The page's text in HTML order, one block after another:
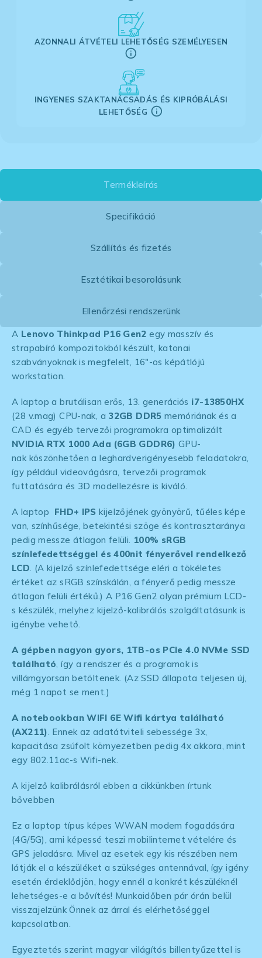
AZONNALI ÁTVÉTELI LEHETŐSÉG SZEMÉLYESEN
INGYENES SZAKTANÁCSADÁS ÉS KIPRÓBÁLÁSI
LEHETŐSÉG
Termékleírás
Specifikáció
Szállítás és fizetés
Esztétikai besorolásunk
Ellenőrzési rendszerünk
A Lenovo Thinkpad P16 Gen2 egy masszív és
strapabíró kompozitokból készült, katonai
szabványoknak is megfelelt, 16″-os képátlójú
workstation.
A laptop a brutálisan erős, 13. generációs i7-13850HX
(28 v.mag) CPU-nak, a 32GB DDR5 memóriának és a
CAD és egyéb tervezői programokra optimalizált
NVIDIA RTX 1000 Ada (6GB GDDR6) GPU-
nak köszönhetően a leghardverigényesebb feladatokra,
így például videovágásra, tervezői programok
futtatására és 3D modellezésre is kiváló.
A laptop FHD+ IPSkijelzőjének gyönyörű, tűéles képe
van, színhűsége, betekintési szöge és kontrasztaránya
pedig messze átlagon felüli. 100% sRGB
színlefedettséggel és 400nit fényerővel rendelkező
LCD. (A kijelző színlefedettsége eléri a tökéletes
értéket az sRGB színskálán, a fényerő pedig messze
átlagon felüli értékű.) A P16 Gen2 olyan prémium LCD-
s készülék, melyhez kijelző-kalibrálós szolgáltatásunk is
igénybe vehető.
A gépben nagyon gyors, 1TB-os PCIe 4.0 NVMe SSD
található, így a rendszer és a programok is
villámgyorsan betöltenek. (Az SSD állapota teljesen új,
még 1 napot se ment.)
A notebookban WIFI 6E Wifi kártya található
(AX211). Ennek az adatátviteli sebessége 3x,
kapacitása zsúfolt környezetben pedig 4x akkora, mint
egy 802.11ac-s Wifi-nek.
A kijelző kalibrálásról ebben a cikkünkben írtunk
bővebben
Ez a laptop típus képes WWAN modem fogadására
(4G/5G), ami képessé teszi mobilinternet vételére és
GPS jeladásra. Mivel az esetek egy kis részében nem
látják el a készüléket a szükséges antennával, így igény
esetén érdeklődjön, hogy ennél a konkrét készüléknél
lehetséges-e a bővítés! Munkaidőben pár órán belül
visszajelzünk Önnek az árral és elérhetőséggel
kapcsolatban.
Egyeztetés szerint magyar világítós billentyűzettel is